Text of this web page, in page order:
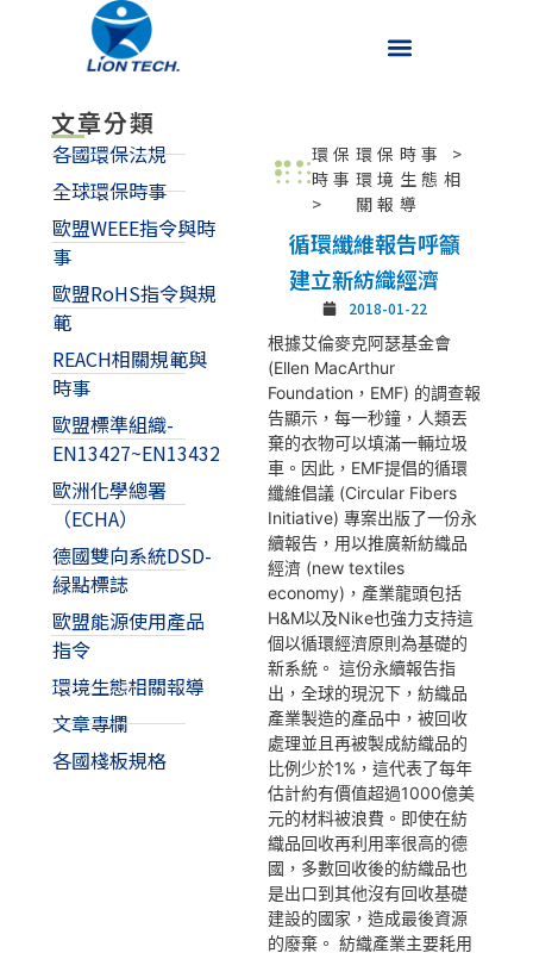
文章分類
各國環保法規
全球環保時事
歐盟WEEE指令與時
事
歐盟RoHS指令與規
範
REACH相關規範與
時事
歐盟標準組織-
EN13427~EN13432
歐洲化學總署
（ECHA）
德國雙向系統DSD-
緑點標誌
歐盟能源使用產品
指令
環境生態相關報導
文章專欄
各國棧板規格
環保
時事
>
環保時事
>
環境生態相
關報導
循環纖維報告呼籲
建立新紡織經濟
2018-01-22
根據艾倫麥克阿瑟基金會
(Ellen MacArthur
Foundation，EMF) 的調查報
告顯示，每一秒鐘，人類丟
棄的衣物可以填滿一輛垃圾
車。因此，EMF提倡的循環
纖維倡議 (Circular Fibers
Initiative) 專案出版了一份永
續報告，用以推廣新紡織品
經濟 (new textiles
economy)，產業龍頭包括
H&M以及Nike也強力支持這
個以循環經濟原則為基礎的
新系統。 這份永續報告指
出，全球的現況下，紡織品
產業製造的產品中，被回收
處理並且再被製成紡織品的
比例少於1%，這代表了每年
估計約有價值超過1000億美
元的材料被浪費。即使在紡
織品回收再利用率很高的德
國，多數回收後的紡織品也
是出口到其他沒有回收基礎
建設的國家，造成最後資源
的廢棄。 紡織產業主要耗用